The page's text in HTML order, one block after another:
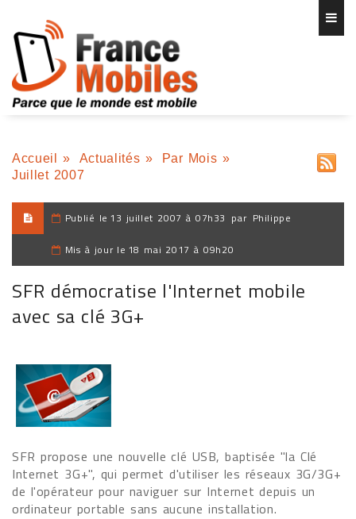
Accueil » Actualités » Par Mois »
Juillet 2007
Publié le 13 juillet 2007 à 07h33 par Philippe
Mis à jour le 18 mai 2017 à 09h20
SFR démocratise l'Internet mobile
avec sa clé 3G+
SFR propose une nouvelle clé USB, baptisée "la Clé
Internet 3G+", qui permet d'utiliser les réseaux 3G/3G+
de l'opérateur pour naviguer sur Internet depuis un
ordinateur portable sans aucune installation.